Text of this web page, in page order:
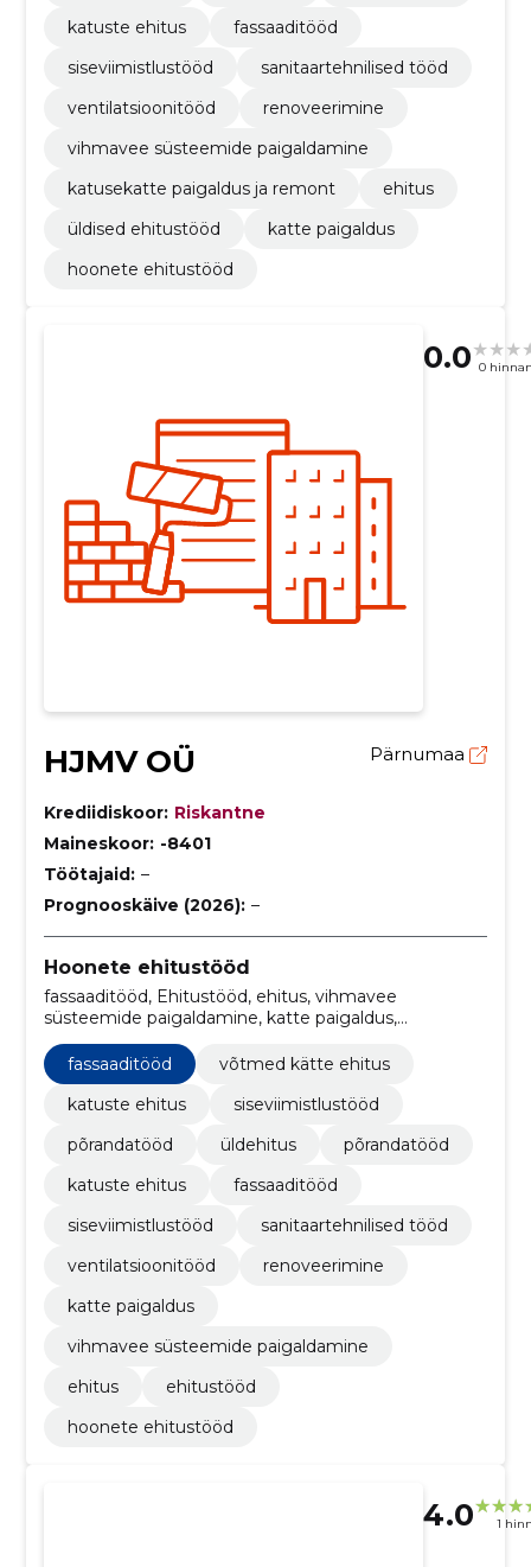
katuste ehitus
fassaaditööd
siseviimistlustööd
sanitaartehnilised tööd
ventilatsioonitööd
renoveerimine
vihmavee süsteemide paigaldamine
katusekatte paigaldus ja remont
ehitus
üldised ehitustööd
katte paigaldus
hoonete ehitustööd
0.0 0
HJMV OÜ Pärnumaa
Krediidiskoor: Riskantne
Maineskoor: -8401
Töötajaid: –
Prognooskäive (2026): –
Hoonete ehitustööd
fassaaditööd, Ehitustööd, ehitus, vihmavee
süsteemide paigaldamine, katte paigaldus,
renoveerimine, Ventilatsioonitööd, sanitaartehnilised
tööd, Siseviimistlustööd, Võtmed kätte ehitus
fassaaditööd
võtmed kätte ehitus
katuste ehitus
siseviimistlustööd
põrandatööd
üldehitus
põrandatööd
katuste ehitus
fassaaditööd
siseviimistlustööd
sanitaartehnilised tööd
ventilatsioonitööd
renoveerimine
katte paigaldus
vihmavee süsteemide paigaldamine
ehitus
ehitustööd
hoonete ehitustööd
4.0 1